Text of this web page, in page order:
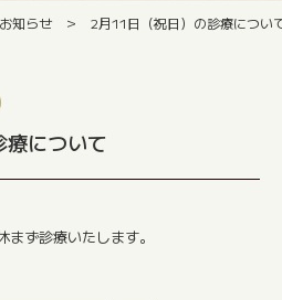
お知らせ > 2月11日（祝日）の診療につい
について
ず診療いたします。